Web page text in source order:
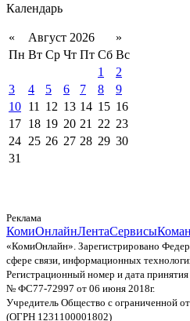
Календарь
« Август 2026
»
Пн Вт Ср Чт Пт Сб Вс
1
2
3
4 5 6 7 8
9
10 11 12 13 14 15 16
17 18 19 20 21 22 23
24 25 26 27 28 29 30
31
Реклама
КомиОнлайнЛентаСервисы
«КомиОнлайн». Зарегистрировано
сфере связи, информационных
Регистрационный номер и дата
№ ФС77-72997 от 06 июня 2018г.
Учредитель Общество с ограниченной
(ОГРН 1231100001802)